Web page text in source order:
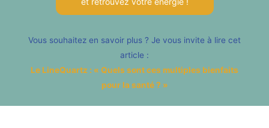
Vous souhaitez en savoir plus ? Je vous invite à lire cet
article :
Le LineQuartz : « Quels sont ces multiples bienfaits
pour la santé ? »